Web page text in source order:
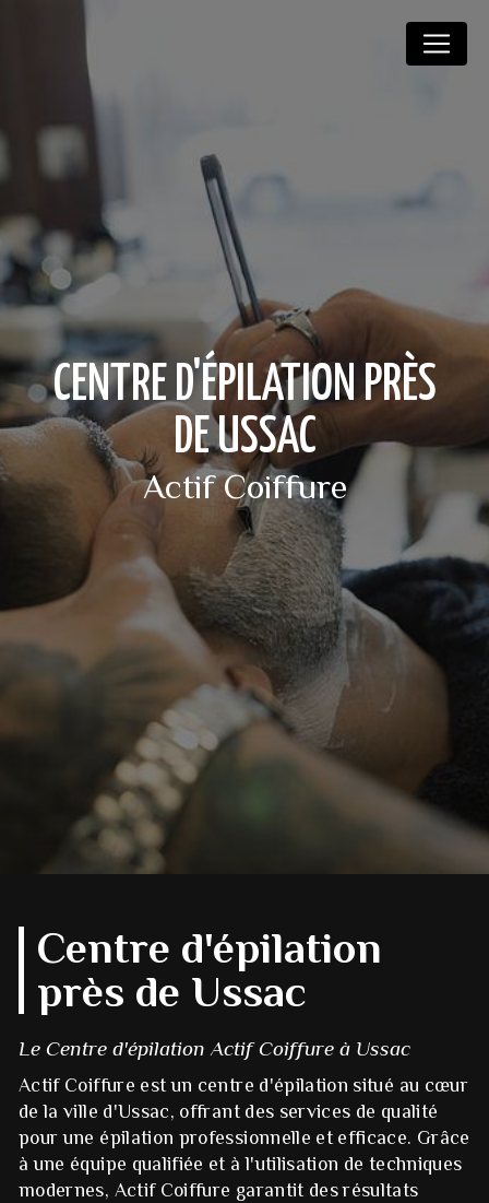
CENTRE D'ÉPILATION PRÈS
DE USSAC
Actif Coiffure
Centre d'épilation
près de Ussac
Le Centre d'épilation Actif Coiffure à Ussac
Actif Coiffure est un centre d'épilation situé au cœur
de la ville d'Ussac, offrant des services de qualité
pour une épilation professionnelle et efficace. Grâce
à une équipe qualifiée et à l'utilisation de techniques
modernes, Actif Coiffure garantit des résultats